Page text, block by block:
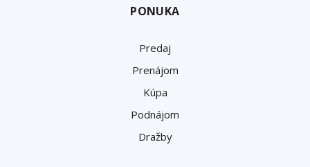
PONUKA
Predaj
Prenájom
Kúpa
Podnájom
Dražby